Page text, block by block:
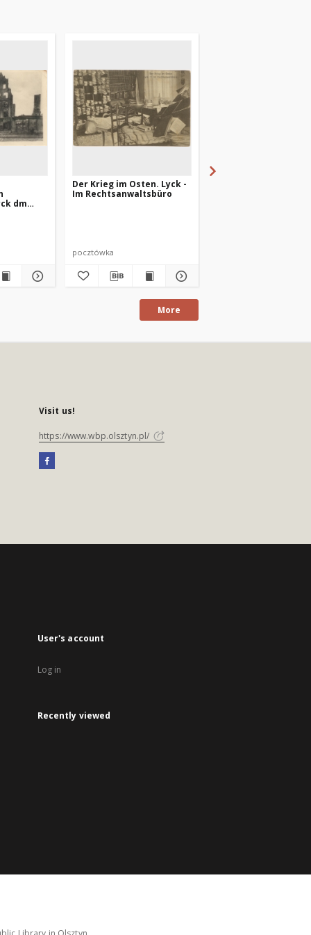
dm
Der Krieg im Osten. Lyck -
Im Rechtsanwaltsbüro
pocztówka
More
Visit us!
https://www.wbp.olsztyn.pl/
User's account
Log in
Recently viewed